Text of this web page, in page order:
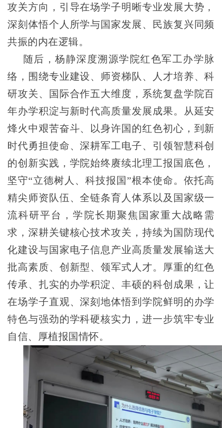
攻关方向，引导在场学子明晰专业发展大势，
深刻体悟个人所学与国家发展、民族复兴同频
共振的内在逻辑。
随后，杨静深度溯源学院红色军工办学脉
络，围绕专业建设、师资梯队、人才培养、科
研攻关、国际合作五大维度，系统复盘学院百
年办学积淀与新时代高质量发展成果。从延安
烽火中艰苦奋斗、以身许国的红色初心，到新
时代勇担使命、深耕军工电子、引领智慧科创
的创新实践，学院始终赓续北理工报国底色，
坚守“立德树人、科技报国”根本使命。依托高
精尖师资队伍、全链条育人体系以及国家级一
流科研平台，学院长期聚焦国家重大战略需
求，深耕关键核心技术攻关，持续为国防现代
化建设与国家电子信息产业高质量发展输送大
批高素质、创新型、领军式人才。厚重的红色
传承、扎实的办学积淀、丰硕的科创成果，让
在场学子直观、深刻地体悟到学院鲜明的办学
特色与强劲的学科硬核实力，进一步筑牢专业
自信、厚植报国情怀。